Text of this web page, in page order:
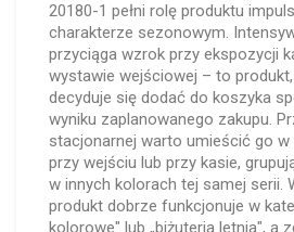
20180-1 pełni rolę produktu
charakterze sezonowym.
przyciąga wzrok przy ekspozycji
wystawie wejściowej – to
decyduje się dodać do koszyka
wyniku zaplanowanego zakupu.
stacjonarnej warto umieścić go
przy wejściu lub przy kasie,
w innych kolorach tej samej serii.
produkt dobrze funkcjonuje w
kolorowe" lub „biżuteria letnia", a